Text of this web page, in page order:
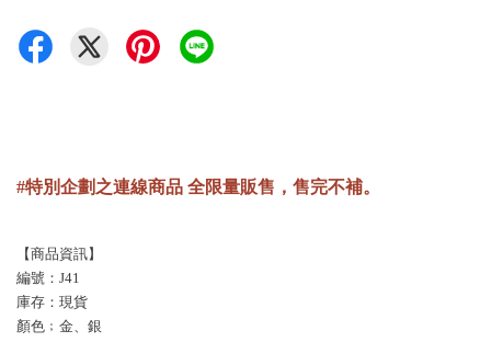
#特別企劃之連線商品 全限量販售，售完不補。
【商品資訊】
編號：J41
庫存：現貨
顏色﹔金、銀